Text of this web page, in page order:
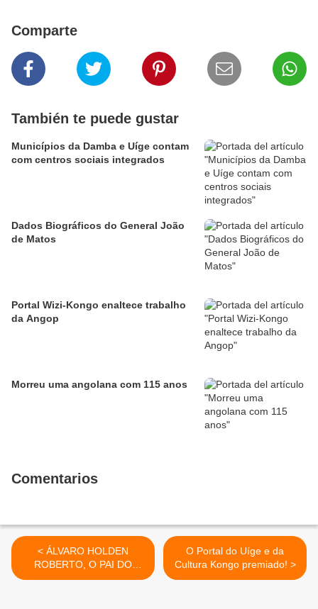
Comparte
También te puede gustar
Municípios da Damba e Uíge contam
com centros sociais integrados
Dados Biográficos do General João
de Matos
Portal Wizi-Kongo enaltece trabalho
da Angop
Morreu uma angolana com 115 anos
Comentarios
< ÁLVARO HOLDEN
ROBERTO, O PAI DO
NACIONALISMO
O Portal do Uíge e da
Cultura Kongo premiado! >